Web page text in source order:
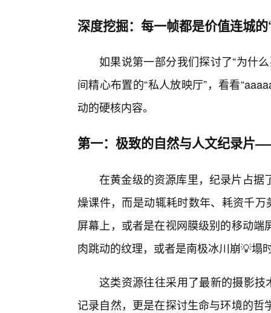
深度挖掘：每一帧都是价值连城
如果说第一部分我们探讨了“为什
间精心布置的“私人放映厅”，看看
动的硬核内容。
第一：极致的自然与人文纪录片
在黄金级的资源库里，纪录片占据
燥课件，而是动辄耗时数年、耗资千
屏幕上，或者是在视网膜级别的移动
肉跳动的纹理，或者是南极冰川崩💡塌
这类资源往往采用了最新的摄影
记录自然，更是在探讨生命与环境的